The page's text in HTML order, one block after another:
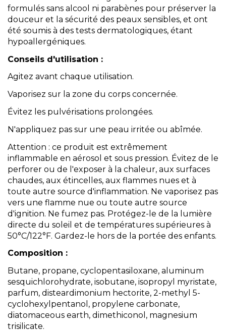
formulés sans alcool ni parabènes pour préserver la
douceur et la sécurité des peaux sensibles, et ont
été soumis à des tests dermatologiques, étant
hypoallergéniques.
Conseils d'utilisation :
Agitez avant chaque utilisation.
Vaporisez sur la zone du corps concernée.
Évitez les pulvérisations prolongées.
N'appliquez pas sur une peau irritée ou abîmée.
Attention : ce produit est extrêmement
inflammable en aérosol et sous pression. Évitez de le
perforer ou de l'exposer à la chaleur, aux surfaces
chaudes, aux étincelles, aux flammes nues et à
toute autre source d'inflammation. Ne vaporisez pas
vers une flamme nue ou toute autre source
d'ignition. Ne fumez pas. Protégez-le de la lumière
directe du soleil et de températures supérieures à
50°C/122°F. Gardez-le hors de la portée des enfants.
Composition :
Butane, propane, cyclopentasiloxane, aluminum
sesquichlorohydrate, isobutane, isopropyl myristate,
parfum, disteardimonium hectorite, 2-methyl 5-
cyclohexylpentanol, propylene carbonate,
diatomaceous earth, dimethiconol, magnesium
trisilicate.